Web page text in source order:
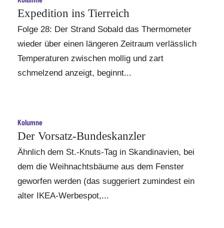
Expedition ins Tierreich
Folge 28: Der Strand Sobald das Thermometer
wieder über einen längeren Zeitraum verlässlich
Temperaturen zwischen mollig und zart
schmelzend anzeigt, beginnt...
Kolumne
Der Vorsatz-Bundeskanzler
Ähnlich dem St.-Knuts-Tag in Skandinavien, bei
dem die Weihnachtsbäume aus dem Fenster
geworfen werden (das suggeriert zumindest ein
alter IKEA-Werbespot,...